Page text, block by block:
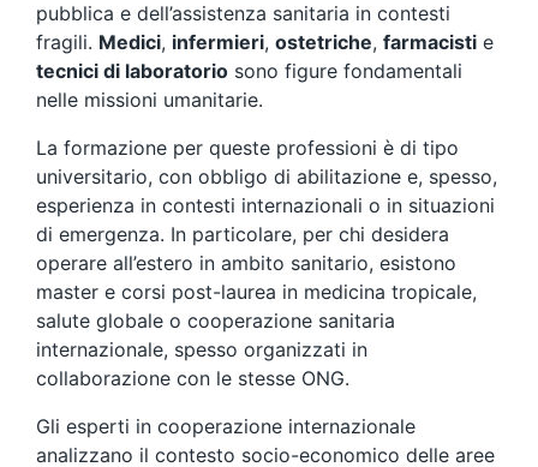
pubblica e dell’assistenza sanitaria in contesti
fragili. Medici, infermieri, ostetriche, farmacisti e
tecnici di laboratorio sono figure fondamentali
nelle missioni umanitarie.
La formazione per queste professioni è di tipo
universitario, con obbligo di abilitazione e, spesso,
esperienza in contesti internazionali o in situazioni
di emergenza. In particolare, per chi desidera
operare all’estero in ambito sanitario, esistono
master e corsi post-laurea in medicina tropicale,
salute globale o cooperazione sanitaria
internazionale, spesso organizzati in
collaborazione con le stesse ONG.
Gli esperti in cooperazione internazionale
analizzano il contesto socio-economico delle aree